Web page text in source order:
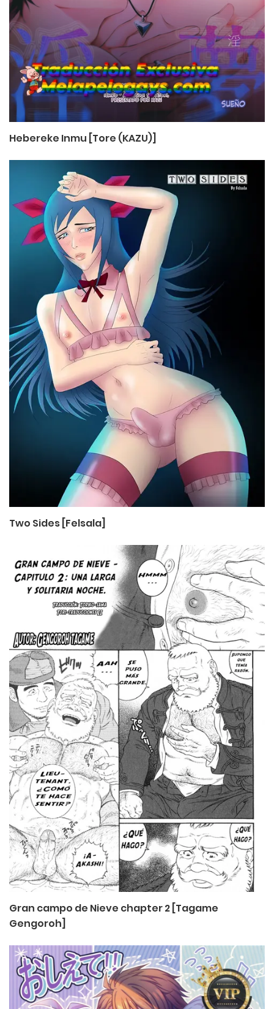
Hebereke Inmu [Tore (KAZU)]
Two Sides [Felsala]
Gran campo de Nieve chapter 2 [Tagame
Gengoroh]